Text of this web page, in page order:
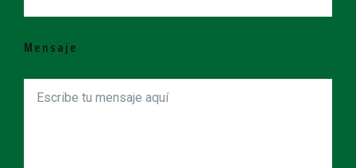
Mensaje